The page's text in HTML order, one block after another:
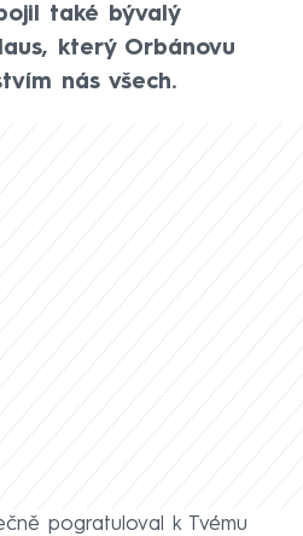
také bývalý
který Orbánovu
nás všech.
pogratuloval k Tvému